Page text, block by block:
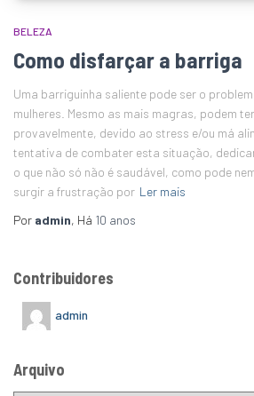
BELEZA
Como disfarçar a barriga
Uma barriguinha saliente pode ser o
mulheres. Mesmo as mais magras, podem
provavelmente, devido ao stress e/ou má
tentativa de combater esta situação,
o que não só não é saudável, como pode
surgir a frustração por Ler mais
Por admin, Há 10 anos
Contribuidores
admin
Arquivo